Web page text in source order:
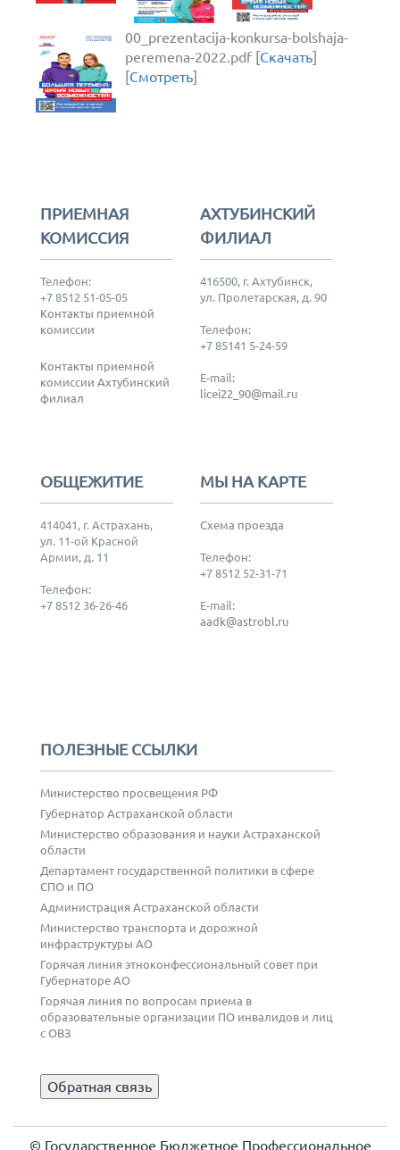
00_prezentacija-konkursa-bolshaja-
peremena-2022.pdf [Скачать]
[Смотреть]
ПРИЕМНАЯ
КОМИССИЯ
Телефон:
+7 8512 51-05-05
Контакты приемной
комиссии
Контакты приемной
комиссии Ахтубинский
филиал
АХТУБИНСКИЙ
ФИЛИАЛ
416500, г. Ахтубинск,
ул. Пролетарская, д. 90
Телефон:
+7 85141 5-24-59
E-mail:
licei22_90@mail.ru
ОБЩЕЖИТИЕ
414041, г. Астрахань,
ул. 11-ой Красной
Армии, д. 11
Телефон:
+7 8512 36-26-46
МЫ НА КАРТЕ
Схема проезда
Телефон:
+7 8512 52-31-71
E-mail:
aadk@astrobl.ru
ПОЛЕЗНЫЕ ССЫЛКИ
Министерство просвещения РФ
Губернатор Астраханской области
Министерство образования и науки Астраханской
области
Департамент государственной политики в сфере
СПО и ПО
Администрация Астраханской области
Министерство транспорта и дорожной
инфраструктуры АО
Горячая линия этноконфессиональный совет при
Губернаторе АО
Горячая линия по вопросам приема в
образовательные организации ПО инвалидов и лиц
с ОВЗ
Обратная связь
© Государственное Бюджетное Профессиональное